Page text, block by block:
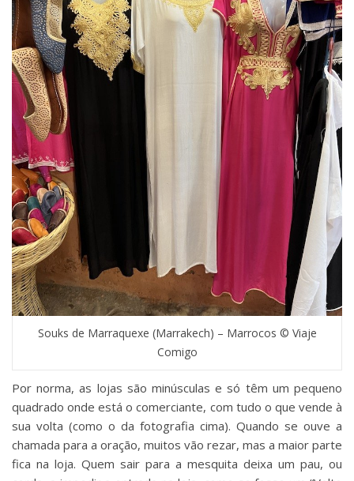
Souks de Marraquexe (Marrakech) – Marrocos © Viaje
Comigo
Por norma, as lojas são minúsculas e só têm um pequeno
quadrado onde está o comerciante, com tudo o que vende à
sua volta (como o da fotografia cima). Quando se ouve a
chamada para a oração, muitos vão rezar, mas a maior parte
fica na loja. Quem sair para a mesquita deixa um pau, ou